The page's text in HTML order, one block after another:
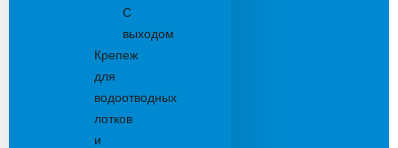
С
выходом
Крепеж
для
водоотводных
лотков
и